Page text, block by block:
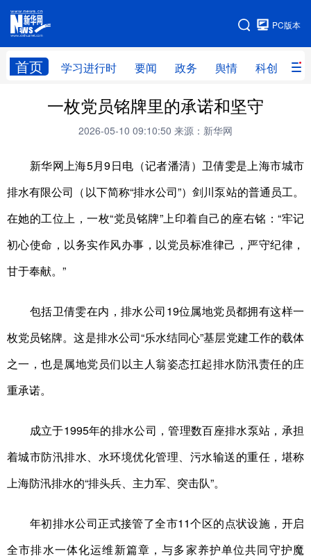
PC版本
首页 学习进行时 要闻 政务 舆情 科创 产
网站地图
首页 学习进行时 要闻 政务
科创 产经
旅游 教育 民生 文化
房产 体育 健康 图片
信息 廉政 原创 长三角频道
一枚党员铭牌里的承诺和坚守
2026-05-10 09:10:50 来源：新华网
新华网上海5月9日电（记者潘清）卫倩雯是上海市城市
排水有限公司（以下简称“排水公司”）剑川泵站的普通员工。
在她的工位上，一枚“党员铭牌”上印着自己的座右铭：“牢记
初心使命，以务实作风办事，以党员标准律己，严守纪律，
甘于奉献。”
包括卫倩雯在内，排水公司19位属地党员都拥有这样一
枚党员铭牌。这是排水公司“乐水结同心”基层党建工作的载体
之一，也是属地党员们以主人翁姿态扛起排水防汛责任的庄
重承诺。
成立于1995年的排水公司，管理数百座排水泵站，承担
着城市防汛排水、水环境优化管理、污水输送的重任，堪称
上海防汛排水的“排头兵、主力军、突击队”。
年初排水公司正式接管了全市11个区的点状设施，开启
全市排水一体化运维新篇章，与多家养护单位共同守护魔